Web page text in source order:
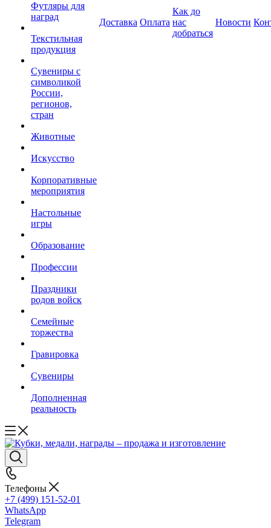
Футляры для
наград
Текстильная
продукция
Сувениры с
символикой
России,
регионов,
стран
Животные
Искусство
Корпоративные
мероприятия
Настольные
игры
Образование
Профессии
Праздники
родов войск
Семейные
торжества
Гравировка
Сувениры
Дополненная
реальность
Доставка Оплата
Как до
нас
добраться
Новости
Телефоны
+7 (499) 151-52-01
WhatsApp
Telegram